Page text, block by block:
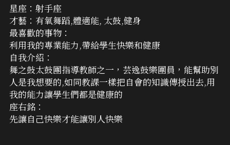
星座：射手座
才藝：有氧舞蹈,體適能, 太鼓,健身
最喜歡的事物：
利用我的專業能力,帶給學生快樂和健康
自我介紹：
舞之鼓太鼓團指導教師之一，芸逸鼓樂團員，能幫助別
人是我想要的,如同教課一樣把自會的知識傳授出去,用
我的能力讓學生們都是健康的
座右銘：
先讓自己快樂才能讓別人快樂